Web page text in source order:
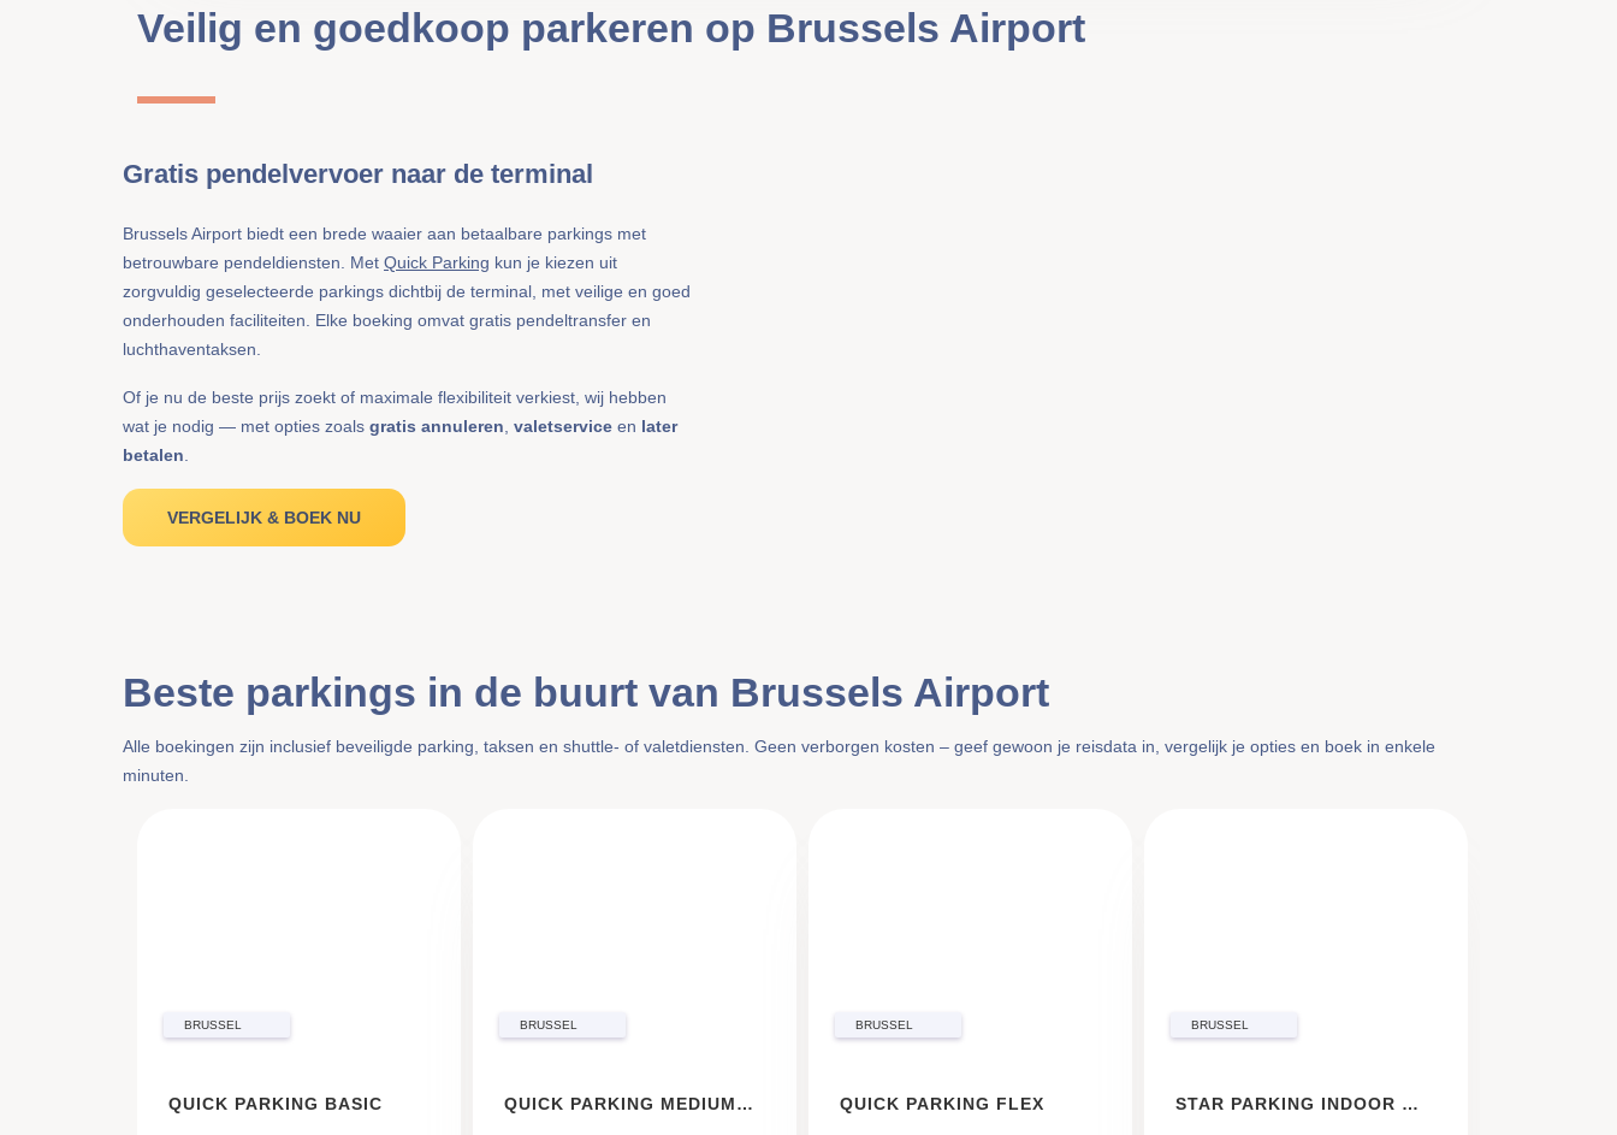
Veilig en goedkoop parkeren op Brussels Airport
Gratis pendelvervoer naar de terminal
Brussels Airport biedt een brede waaier aan betaalbare parkings met
betrouwbare pendeldiensten. Met Quick Parking kun je kiezen uit
zorgvuldig geselecteerde parkings dichtbij de terminal, met veilige en goed
onderhouden faciliteiten. Elke boeking omvat gratis pendeltransfer en
luchthaventaksen.
Of je nu de beste prijs zoekt of maximale flexibiliteit verkiest, wij hebben
wat je nodig — met opties zoals gratis annuleren valetservice en later
betalen
VERGELIJK & BOEK NU
Beste parkings in de buurt van Brussels Airport
Alle boekingen zijn inclusief beveiligde parking, taksen en shuttle- of valetdiensten. Geen verborgen kosten – geef gewoon je reisdata in, vergelijk je opties en boek in enkele
minuten.
BRUSSEL
QUICK PARKING BASIC
BRUSSEL
QUICK PARKING MEDIUM FLEX
BRUSSEL
QUICK PARKING FLEX
BRUSSEL
STAR PARKING INDOOR VALET ZAVENTEM